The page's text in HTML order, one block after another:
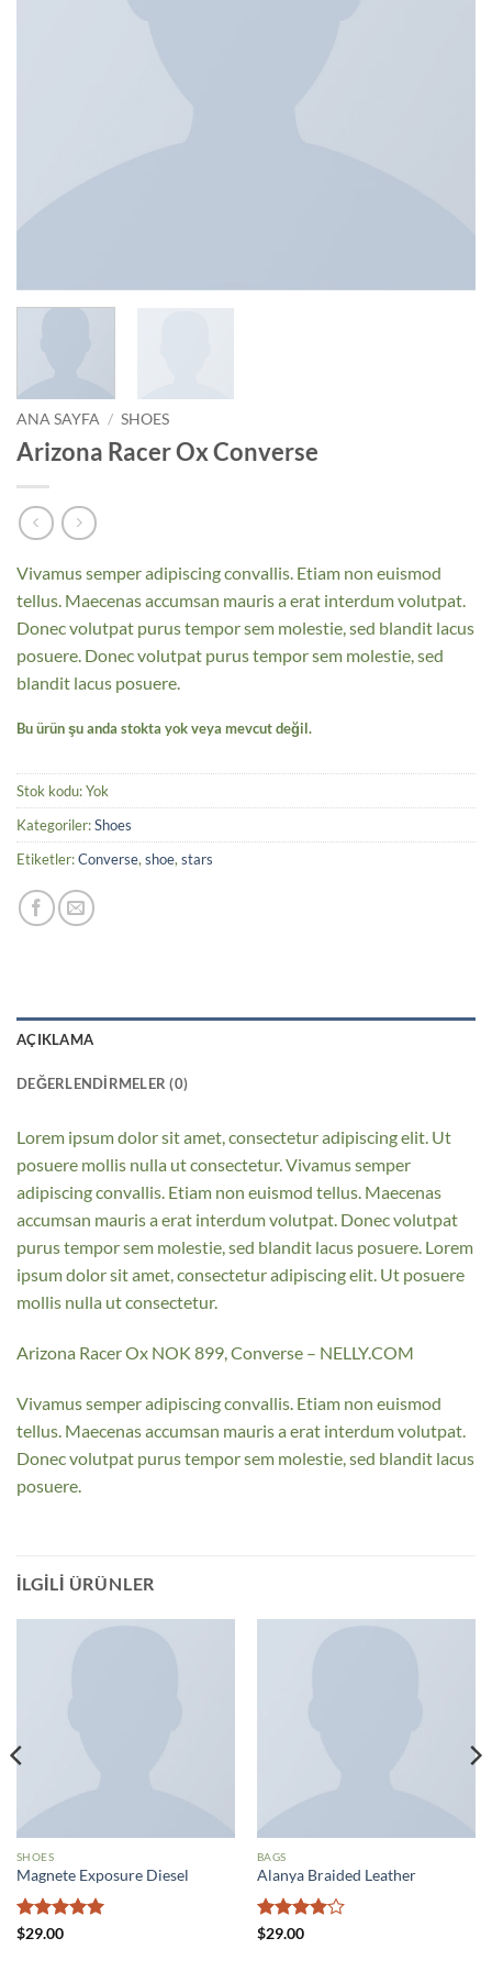
ANA SAYFA / SHOES
Arizona Racer Ox Converse
Vivamus semper adipiscing convallis. Etiam non euismod
tellus. Maecenas accumsan mauris a erat interdum volutpat.
Donec volutpat purus tempor sem molestie, sed blandit lacus
posuere. Donec volutpat purus tempor sem molestie, sed
blandit lacus posuere.
Bu ürün şu anda stokta yok veya mevcut değil.
Stok kodu:Yok
Kategoriler:Shoes
Etiketler:Converse,shoe,stars
AÇIKLAMA
DEĞERLENDIRMELER (0)
Lorem ipsum dolor sit amet, consectetur adipiscing elit. Ut
posuere mollis nulla ut consectetur. Vivamus semper
adipiscing convallis. Etiam non euismod tellus. Maecenas
accumsan mauris a erat interdum volutpat. Donec volutpat
purus tempor sem molestie, sed blandit lacus posuere. Lorem
ipsum dolor sit amet, consectetur adipiscing elit. Ut posuere
mollis nulla ut consectetur.
Arizona Racer Ox NOK 899, Converse – NELLY.COM
Vivamus semper adipiscing convallis. Etiam non euismod
tellus. Maecenas accumsan mauris a erat interdum volutpat.
Donec volutpat purus tempor sem molestie, sed blandit lacus
posuere.
İLGILI ÜRÜNLER
SHOES
Magnete Exposure Diesel
5 üzerinden
$29.00
BAGS
Alanya Braided Leather
5
$29.00